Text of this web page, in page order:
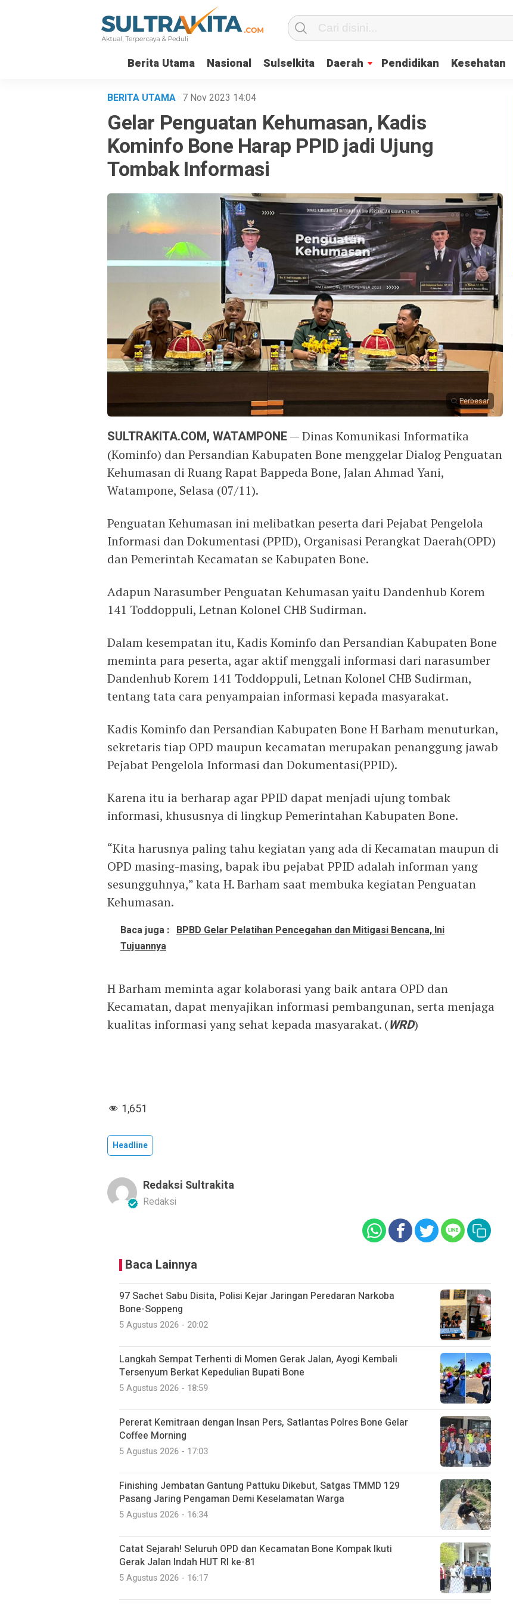
Berita Utama Nasional Sulselkita Daerah Pendidikan Kesehatan
BERITA UTAMA· 7 Nov 2023 14:04
Gelar Penguatan Kehumasan, Kadis
Kominfo Bone Harap PPID jadi Ujung
Tombak Informasi
Perbesar
SULTRAKITA.COM, WATAMPONE— Dinas Komunikasi Informatika
(Kominfo) dan Persandian Kabupaten Bone menggelar Dialog Penguatan
Kehumasan di Ruang Rapat Bappeda Bone, Jalan Ahmad Yani,
Watampone, Selasa (07/11).
Penguatan Kehumasan ini melibatkan peserta dari Pejabat Pengelola
Informasi dan Dokumentasi (PPID), Organisasi Perangkat Daerah(OPD)
dan Pemerintah Kecamatan se Kabupaten Bone.
Adapun Narasumber Penguatan Kehumasan yaitu Dandenhub Korem
141 Toddoppuli, Letnan Kolonel CHB Sudirman.
Dalam kesempatan itu, Kadis Kominfo dan Persandian Kabupaten Bone
meminta para peserta, agar aktif menggali informasi dari narasumber
Dandenhub Korem 141 Toddoppuli, Letnan Kolonel CHB Sudirman,
tentang tata cara penyampaian informasi kepada masyarakat.
Kadis Kominfo dan Persandian Kabupaten Bone H Barham menuturkan,
sekretaris tiap OPD maupun kecamatan merupakan penanggung jawab
Pejabat Pengelola Informasi dan Dokumentasi(PPID).
Karena itu ia berharap agar PPID dapat menjadi ujung tombak
informasi, khususnya di lingkup Pemerintahan Kabupaten Bone.
“Kita harusnya paling tahu kegiatan yang ada di Kecamatan maupun di
OPD masing-masing, bapak ibu pejabat PPID adalah informan yang
sesungguhnya,” kata H. Barham saat membuka kegiatan Penguatan
Kehumasan.
Baca juga : BPBD Gelar Pelatihan Pencegahan dan Mitigasi Bencana, Ini
Tujuannya
H Barham meminta agar kolaborasi yang baik antara OPD dan
Kecamatan, dapat menyajikan informasi pembangunan, serta menjaga
kualitas informasi yang sehat kepada masyarakat. (WRD)
1,651
Headline
Redaksi Sultrakita
Redaksi
Baca Lainnya
97 Sachet Sabu Disita, Polisi Kejar Jaringan Peredaran Narkoba
Bone-Soppeng
5 Agustus 2026 - 20:02
Langkah Sempat Terhenti di Momen Gerak Jalan, Ayogi Kembali
Tersenyum Berkat Kepedulian Bupati Bone
5 Agustus 2026 - 18:59
Pererat Kemitraan dengan Insan Pers, Satlantas Polres Bone Gelar
Coffee Morning
5 Agustus 2026 - 17:03
Finishing Jembatan Gantung Pattuku Dikebut, Satgas TMMD 129
Pasang Jaring Pengaman Demi Keselamatan Warga
5 Agustus 2026 - 16:34
Catat Sejarah! Seluruh OPD dan Kecamatan Bone Kompak Ikuti
Gerak Jalan Indah HUT RI ke-81
5 Agustus 2026 - 16:17